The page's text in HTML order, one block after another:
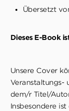
Übersetzt
Dieses E-Book
Unsere Cover
Veranstaltungs-
dem/r Titel/
Insbesondere